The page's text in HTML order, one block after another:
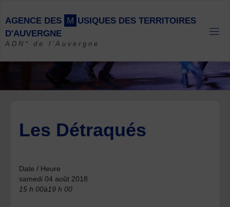
content
AGENCE DES M USIQUES DES TERRITOIRES
D'AUVERGNE
ADN* de l'Auvergne
Les Détraqués
Date / Heure
samedi 04 août 2018
15 h 00à19 h 00